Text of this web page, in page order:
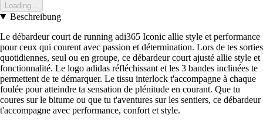
Loading...
Beschreibung
Le débardeur court de running adi365 Iconic allie style et performance
pour ceux qui courent avec passion et détermination. Lors de tes sorties
quotidiennes, seul ou en groupe, ce débardeur court ajusté allie style et
fonctionnalité. Le logo adidas réfléchissant et les 3 bandes inclinées te
permettent de te démarquer. Le tissu interlock t'accompagne à chaque
foulée pour atteindre ta sensation de plénitude en courant. Que tu
coures sur le bitume ou que tu t'aventures sur les sentiers, ce débardeur
t'accompagne avec performance, confort et style.